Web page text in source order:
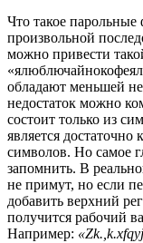
Что такое
произвольной
можно привести
обладают меньшей
недостаток можно
состоит только из
является достаточно
символов. Но самое
запомнить. В
не примут, но если
добавить верхний
получится рабочий
Например: